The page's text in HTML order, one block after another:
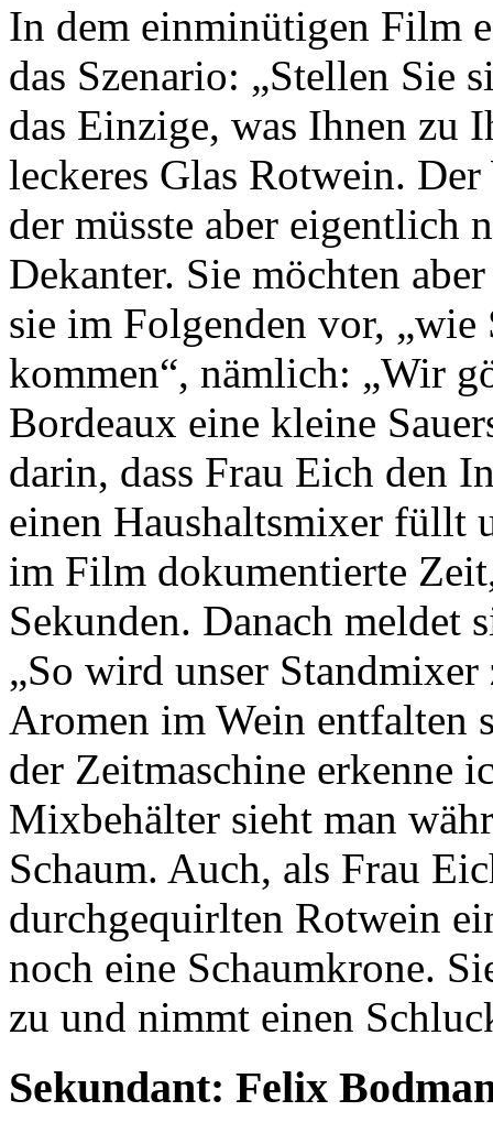
In dem einminütigen Film
das Szenario: „Stellen Sie
das Einzige, was Ihnen zu
leckeres Glas Rotwein.
der müsste aber eigentlich
Dekanter. Sie möchten
sie im Folgenden vor, „wie
kommen“, nämlich: „Wir
Bordeaux eine kleine
darin, dass Frau Eich den
einen Haushaltsmixer füllt
im Film dokumentierte
Sekunden. Danach meldet
„So wird unser
Aromen im Wein entfalten
der Zeitmaschine erkenne
Mixbehälter sieht man
Schaum. Auch, als Frau
durchgequirlten Rotwein
noch eine Schaumkrone.
zu und nimmt einen
Sekundant: Felix